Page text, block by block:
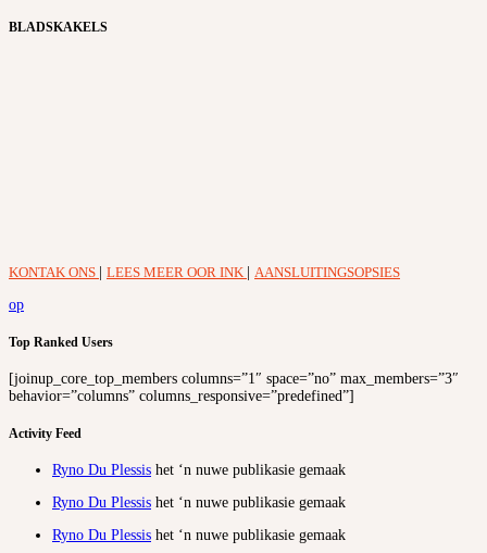
BLADSKAKELS
KONTAK ONS LEES MEER OOR INK
AANSLUITINGSOPSIES
op
Top Ranked Users
[joinup_core_top_members columns=”1″ space=”no” max_members=”3″
behavior=”columns” columns_responsive=”predefined”]
Activity Feed
Ryno Du Plessis het ‘n nuwe publikasie gemaak
Ryno Du Plessis het ‘n nuwe publikasie gemaak
Ryno Du Plessis het ‘n nuwe publikasie gemaak